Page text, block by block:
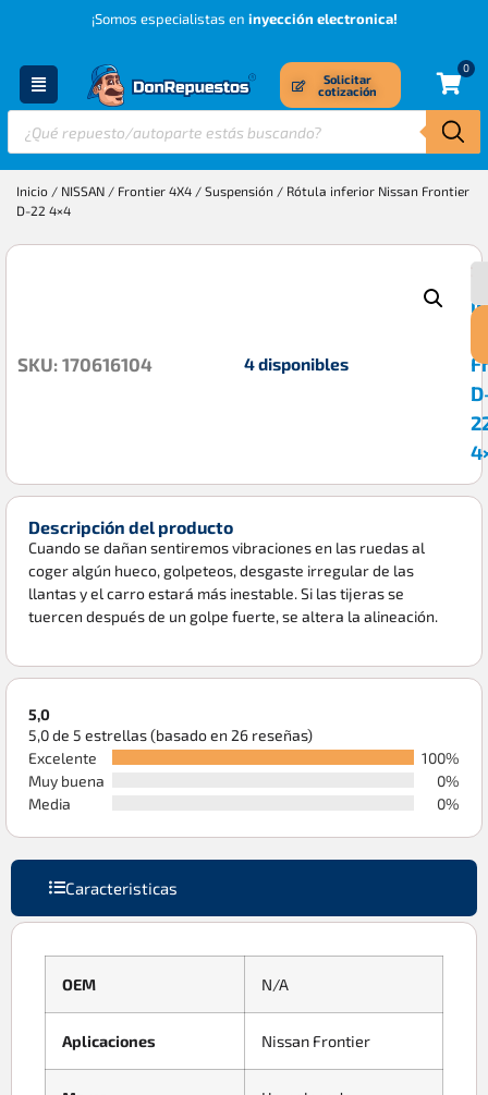
¡Somos especialistas en inyección electronica!
Solicitar
cotización
0
Inicio / NISSAN / Frontier 4X4 / Suspensión / Rótula inferior Nissan Frontier
D-22 4×4
SKU: 170616104 4 disponibles
Descripción del producto
Cuando se dañan sentiremos vibraciones en las ruedas al
coger algún hueco, golpeteos, desgaste irregular de las
llantas y el carro estará más inestable. Si las tijeras se
tuercen después de un golpe fuerte, se altera la alineación.
5,0
5,0 de 5 estrellas (basado en 26 reseñas)
Excelente
100%
Muy buena
0%
Media
0%
Caracteristicas
OEM N/A
Aplicaciones Nissan Frontier